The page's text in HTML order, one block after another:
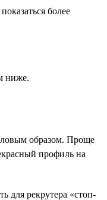
более
ниже.
образом. Проще
профиль на
для рекрутера «стоп-